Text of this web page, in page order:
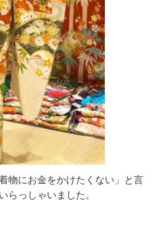
物にお金をかけたくない」と言
らっしゃいました。